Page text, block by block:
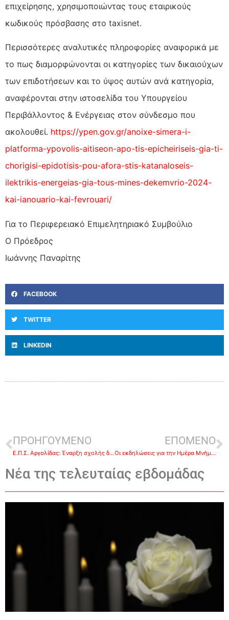
επιχείρησης, χρησιμοποιώντας τους εταιρικούς
κωδικούς πρόσβασης στο taxisnet.
Περισσότερες αναλυτικές πληροφορίες αναφορικά με
το πως διαμορφώνονται οι κατηγορίες των δικαιούχων
των επιδοτήσεων και το ύψος αυτών ανά κατηγορία,
αναφέρονται στην ιστοσελίδα του Υπουργείου
Περιβάλλοντος & Ενέργειας στον σύνδεσμο που
ακολουθεί. https://ypen.gov.gr/anoixe-simera-i-
platforma-ypovolis-aitiseon-apo-tis-epicheiriseis-gia-ti-
chorigisi-epidotisis-pou-afora-stis-katanaloseis-
ilektrikis-energeias-gia-tous-mines-dekemvrio-2024-
kai-ianouario-kai-fevrouari/
Για το Περιφερειακό Επιμελητηριακό Συμβούλιο
Ο Πρόεδρος
Ιωάννης Παναρίτης
FACEBOOK
TWITTER
LINKEDIN
ΠΡΟΗΓΟΥΜΕΝΟ
Ε.Π.Σ. Αργολίδας: Έναρξη σχολής διαιτησίας νέων διαιτητών ποδοσφαίρου
ΕΠΟΜΕΝΟ
Οι εκδηλώσεις για την Ημέρα Μνήμης της Γενοκτονίας των Ελλήνων του Πόντου, στο Ναύπλιο
Νέα της τελευταίας εβδομάδας